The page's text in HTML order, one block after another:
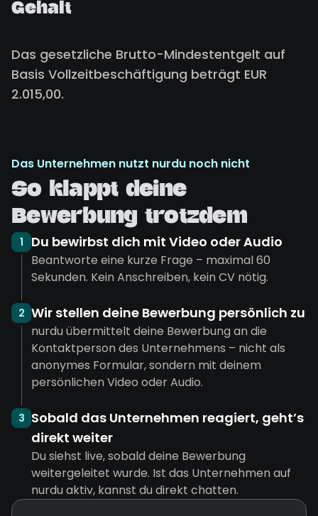
Gehalt
Das gesetzliche Brutto-Mindestentgelt auf
Basis Vollzeitbeschäftigung beträgt EUR
2.015,00.
Das Unternehmen nutzt nurdu noch nicht
So klappt deine
Bewerbung trotzdem
1 Du bewirbst dich mit Video oder Audio
Beantworte eine kurze Frage – maximal 60
Sekunden. Kein Anschreiben, kein CV nötig.
2 Wir stellen deine Bewerbung persönlich zu
nurdu übermittelt deine Bewerbung an die
Kontaktperson des Unternehmens – nicht als
anonymes Formular, sondern mit deinem
persönlichen Video oder Audio.
3 Sobald das Unternehmen reagiert, geht’s
direkt weiter
Du siehst live, sobald deine Bewerbung
weitergeleitet wurde. Ist das Unternehmen auf
nurdu aktiv, kannst du direkt chatten.